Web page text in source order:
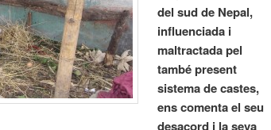
del sud de Nepal,
influenciada i
maltractada pel
també present
sistema de castes,
ens comenta el seu
desacord i la seva